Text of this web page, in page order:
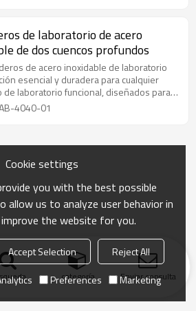
de laboratorio de acero
de dos cuencos profundos
de acero inoxidable de laboratorio
esencial y duradera para cualquier
de laboratorio funcional, diseñados para
químicos corrosivos y
4040-01
categoría Enviar consulta
Cookie settings
you with the best possible
allow us to analyze user behavior in
the website for you.
Accept Selection
Reject All
Preferences Marketing